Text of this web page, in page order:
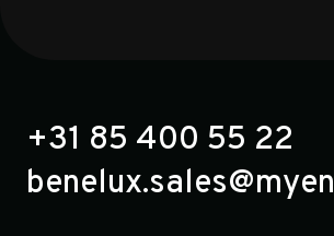
+31 85 400 55 22